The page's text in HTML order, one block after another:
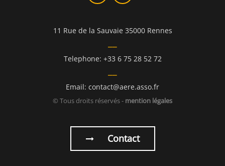
11 Rue de la Sauvaie 35000 Rennes
Telephone: +33 6 75 28 52 72
Email: contact@aere.asso.fr
© Tous droits réservés - mention légales
Contact